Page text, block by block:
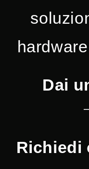
Dai
Richiedi